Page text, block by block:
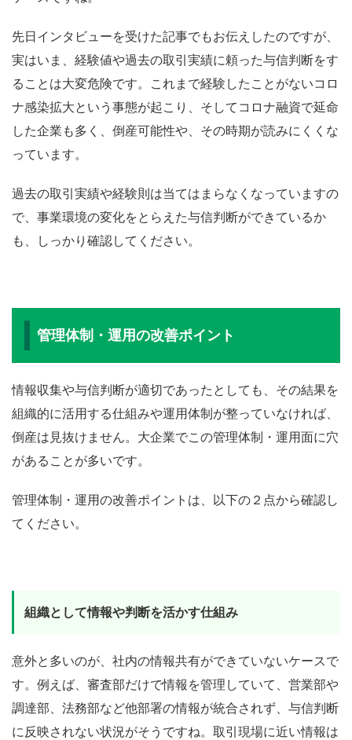
先日インタビューを受けた記事でもお伝えしたのですが、
実はいま、経験値や過去の取引実績に頼った与信判断をす
ることは大変危険です。これまで経験したことがないコロ
ナ感染拡大という事態が起こり、そしてコロナ融資で延命
した企業も多く、倒産可能性や、その時期が読みにくくな
っています。
過去の取引実績や経験則は当てはまらなくなっていますの
で、事業環境の変化をとらえた与信判断ができているか
も、しっかり確認してください。
管理体制・運用の改善ポイント
情報収集や与信判断が適切であったとしても、その結果を
組織的に活用する仕組みや運用体制が整っていなければ、
倒産は見抜けません。大企業でこの管理体制・運用面に穴
があることが多いです。
管理体制・運用の改善ポイントは、以下の２点から確認し
てください。
組織として情報や判断を活かす仕組み
意外と多いのが、社内の情報共有ができていないケースで
す。例えば、審査部だけで情報を管理していて、営業部や
調達部、法務部など他部署の情報が統合されず、与信判断
に反映されない状況がそうですね。取引現場に近い情報は